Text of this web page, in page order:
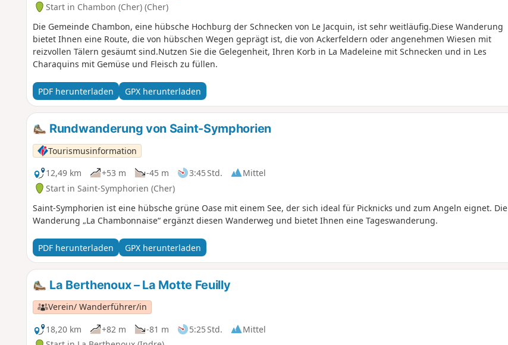
Start in Chambon (Cher) (Cher)
Die Gemeinde Chambon, eine hübsche Hochburg der Schnecken von Le Jacquin, ist sehr weitläufig.Diese Wanderung
bietet Ihnen eine Route, die von hübschen Wegen geprägt ist, die von Ackerfeldern oder angenehmen Wiesen mit
reizvollen Tälern gesäumt sind.Nutzen Sie die Gelegenheit, Ihren Korb in La Madeleine mit Schnecken und in Les
Charaquins mit Gemüse und Fleisch zu füllen.
PDF herunterladen GPX herunterladen
Rundwanderung von Saint-Symphorien
Tourismusinformation
12,49 km
+53 m -45 m 3:45 Std.
Mittel
Start in Saint-Symphorien (Cher)
Saint-Symphorien ist eine hübsche grüne Oase mit einem See, der sich ideal für Picknicks und zum Angeln eignet. Die
Wanderung „La Chambonnaise“ ergänzt diesen Wanderweg und bietet Ihnen eine Tageswanderung.
PDF herunterladen GPX herunterladen
La Berthenoux – La Motte Feuilly
Verein/ Wanderführer/in
18,20 km
+82 m -81 m 5:25 Std.
Mittel